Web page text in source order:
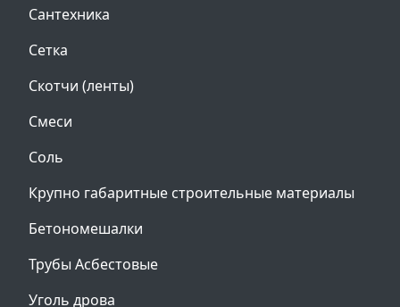
Сантехника
Сетка
Скотчи (ленты)
Смеси
Соль
Крупно габаритные строительные материалы
Бетономешалки
Трубы Асбестовые
Уголь дрова